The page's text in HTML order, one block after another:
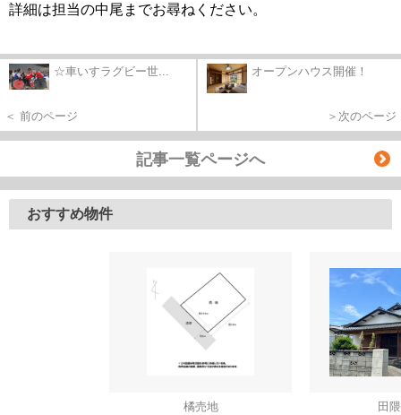
詳細は担当の中尾までお尋ねください。
☆車いすラグビー世...
＜ 前のページ
オープンハウス開催！
＞次のページ
記事一覧ページへ
おすすめ物件
橘売地
田